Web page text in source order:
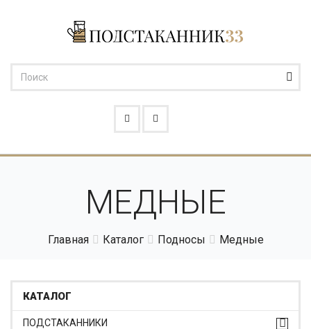
МЕДНЫЕ
Главная Каталог Подносы Медные
КАТАЛОГ
ПОДСТАКАННИКИ